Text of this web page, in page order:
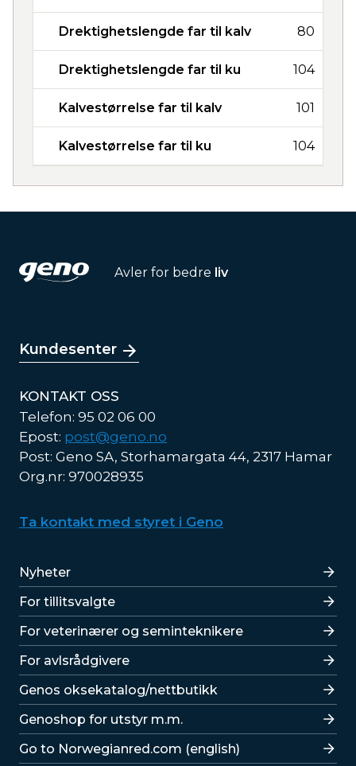
Drektighetslengde far til kalv 80
Drektighetslengde far til ku 104
Kalvestørrelse far til kalv 101
Kalvestørrelse far til ku 104
Avler for bedre liv
Kundesenter
KONTAKT OSS
Telefon: 95 02 06 00
Epost: post@geno.no
Post: Geno SA, Storhamargata 44, 2317 Hamar
Org.nr: 970028935
Ta kontakt med styret i Geno
Lenker
Nyheter
For tillitsvalgte
For veterinærer og seminteknikere
For avlsrådgivere
Lenker
Genos oksekatalog/nettbutikk
Genoshop for utstyr m.m.
Go to Norwegianred.com (english)